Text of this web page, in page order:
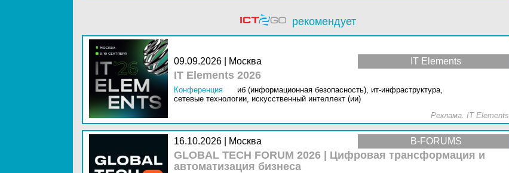
рекомендует
IT Elements
09.09.2026 | Москва
IT Elements 2026
Конференция иб (информационная безопасность), ит-инфраструктура,
сетевые технологии, искусственный интеллект (ии)
Реклама. IT Elements
B-FORUMS
16.10.2026 | Москва
GLOBAL TECH FORUM 2026 | Цифровая трансформация и
автоматизация бизнеса